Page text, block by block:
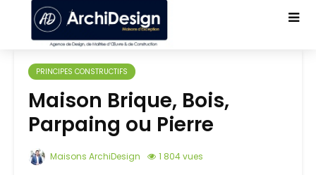
PRINCIPES CONSTRUCTIFS
Maison Brique, Bois,
Parpaing ou Pierre
Maisons ArchiDesign 1 804 vues